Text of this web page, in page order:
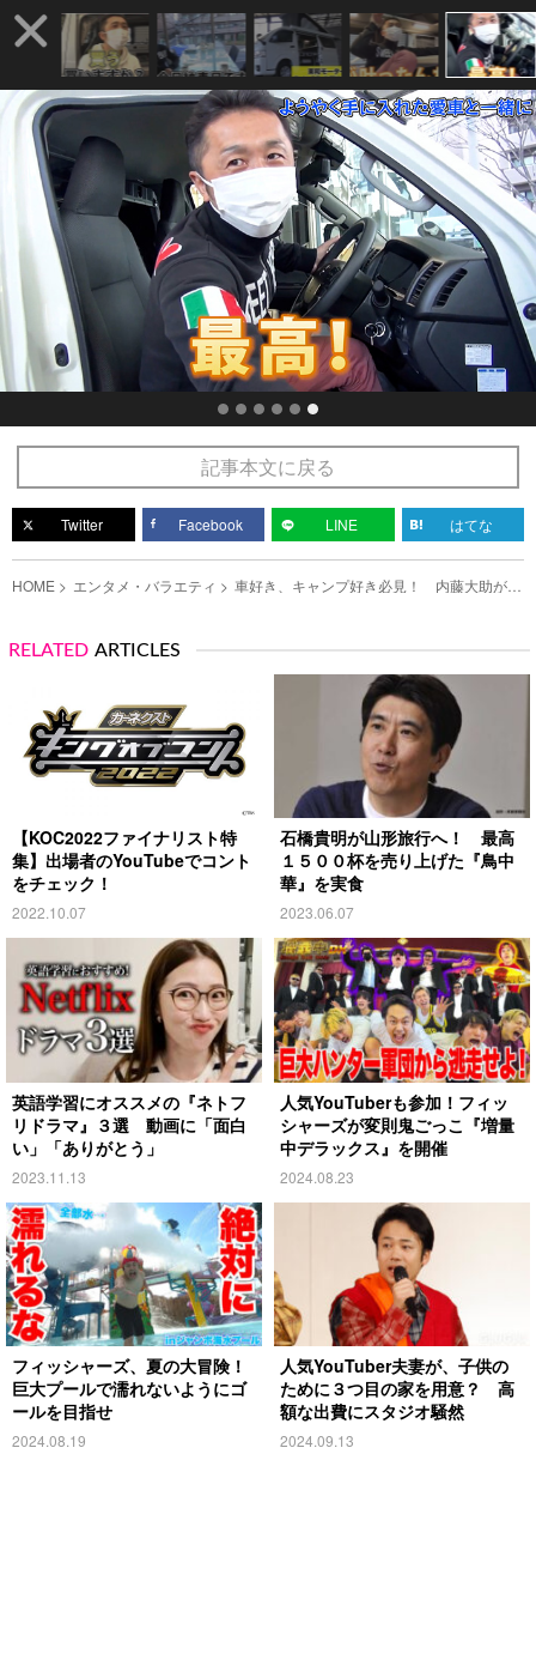
記事本文に戻る
Twitter Facebook LINE はてな
HOME エンタメ・バラエティ 車好き、キャンプ好き必見！ 内藤大助が６
６０万円で即決した、理想のキャンピングカ
RELATED ARTICLES
【KOC2022ファイナリスト特
集】出場者のYouTubeでコント
をチェック！
2022.10.07
石橋貴明が山形旅行へ！ 最高
１５００杯を売り上げた『鳥中
華』を実食
2023.06.07
英語学習にオススメの『ネトフ
リドラマ』３選 動画に「面白
い」「ありがとう」
2023.11.13
人気YouTuberも参加！フィッ
シャーズが変則鬼ごっこ『増量
中デラックス』を開催
2024.08.23
フィッシャーズ、夏の大冒険！
巨大プールで濡れないようにゴ
ールを目指せ
2024.08.19
人気YouTuber夫妻が、子供の
ために３つ目の家を用意？ 高
額な出費にスタジオ騒然
2024.09.13